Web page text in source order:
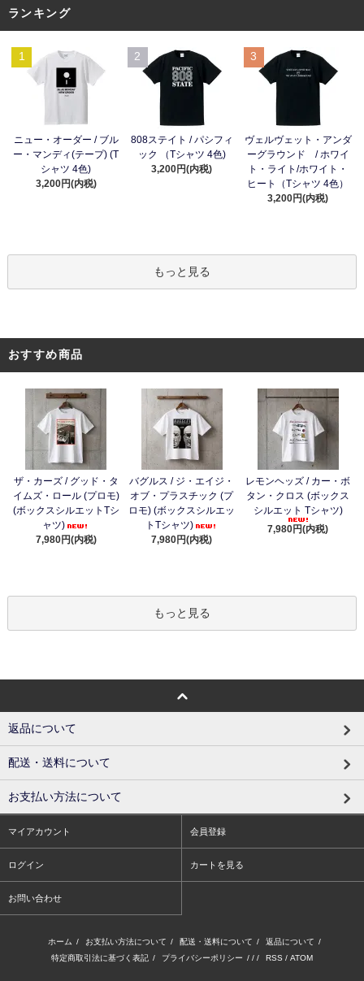
ランキング
1
ニュー・オーダー / ブル
ー・マンディ(テープ) (T
シャツ 4色)
3,200円(内税)
2
808ステイト / パシフィ
ック （Tシャツ 4色)
3,200円(内税)
3
ヴェルヴェット・アンダ
ーグラウンド / ホワイ
ト・ライト/ホワイト・
ヒート（Tシャツ 4色）
3,200円(内税)
もっと見る
おすすめ商品
ザ・カーズ / グッド・タ
イムズ・ロール (プロモ)
(ボックスシルエットTシ
ャツ)
7,980円(内税)
バグルス / ジ・エイジ・
オブ・プラスチック (プ
ロモ) (ボックスシルエッ
トTシャツ)
7,980円(内税)
レモンヘッズ / カー・ボ
タン・クロス (ボックス
シルエット Tシャツ)
7,980円(内税)
もっと見る
返品について
配送・送料について
お支払い方法について
マイアカウント 会員登録
ログイン カートを見る
お問い合わせ
ホーム / お支払い方法について / 配送・送料について / 返品について /
特定商取引法に基づく表記 / プライバシーポリシー / / / RSS / ATOM